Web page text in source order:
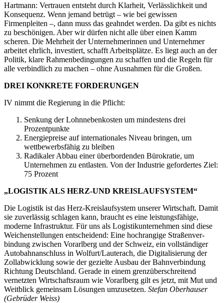
Hartmann: Vertrauen entsteht durch Klarheit, Verlässlichkeit und
Konsequenz. Wenn jemand betrügt – wie bei gewissen
Firmenpleiten –, dann muss das geahndet werden. Da gibt es nichts
zu beschönigen. Aber wir dürfen nicht alle über einen Kamm
scheren. Die Mehrheit der Unternehmerinnen und Unternehmer
arbeitet ehrlich, investiert, schafft Arbeitsplätze. Es liegt auch an der
Politik, klare Rahmenbedingungen zu schaffen und die Regeln für
alle verbindlich zu machen – ohne Ausnahmen für die Großen.
DREI KONKRETE FORDERUNGEN
IV nimmt die Regierung in die Pflicht:
Senkung der Lohnnebenkosten um mindestens drei
Prozentpunkte
Energiepreise auf internationales Niveau bringen, um
wettbewerbs­fähig zu bleiben
Radikaler Abbau einer überborden­den Bürokratie, um
Unternehmen zu entlasten. Von der Industrie gefordertes Ziel:
75 Prozent
„LOGISTIK ALS HERZ-UND KREISLAUFSYSTEM“
Die Logistik ist das Herz-Kreislaufsys­tem unserer Wirtschaft. Damit
sie zu­verlässig schlagen kann, braucht es eine leistungsfähige,
moderne Infrastruktur. Für uns als Logistikunternehmen sind diese
Weichenstellungen entschei­dend: Eine hochrangige Straßenver­
bindung zwischen Vorarlberg und der Schweiz, ein vollständiger
Autobahn­anschluss in Wolfurt/Lauterach, die Di­gitalisierung der
Zollabwicklung sowie der gezielte Ausbau der Bahnverbin­dung
Richtung Deutschland. Gerade in einem grenzüberschreitend
vernetzten Wirtschaftsraum wie Vorarlberg gilt es jetzt, mit Mut und
Weitblick gemein­sam Lösungen umzusetzen. Stefan Oberhauser
(Gebrüder Weiss)